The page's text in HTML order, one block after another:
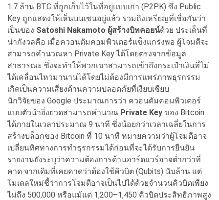
1.7 ล้าน BTC ที่ถูกเก็บไว้ในที่อยู่แบบเก่า (P2PK) ซึ่ง Public
Key ถูกแสดงให้เห็นบนเชนอยู่แล้ว รวมถึงเหรียญที่เชื่อกันว่า
เป็นของ Satoshi Nakamoto ผู้สร้างบิทคอยน์ด้วย ประเด็นที่
น่ากังวลคือ เมื่อควอนตัมคอมพิวเตอร์แข็งแกร่งพอ ผู้โจมตีจะ
สามารถคำนวณหา Private Key ได้โดยตรงจากข้อมูล
สาธารณะ ซึ่งจะทำให้พวกเขาสามารถเข้าถึงกระเป๋าเงินที่ไม่
ได้เคลื่อนไหวมานานได้โดยไม่ต้องมีการแพร่ภาพธุรกรรม
เกิดเป็นความเสี่ยงด้านความปลอดภัยที่เงียบเชียบ
นักวิจัยของ Google ประมาณการว่า ควอนตัมคอมพิวเตอร์
แบบตัวนำยิ่งยวดสามารถคำนวณ Private Key ของ Bitcoin
ได้ภายในเวลาประมาณ 9 นาที ซึ่งน้อยกว่าเวลาเฉลี่ยในการ
สร้างบล็อกของ Bitcoin ที่ 10 นาที หมายความว่าผู้โจมตีอาจ
เปลี่ยนทิศทางการทำธุรกรรมได้ก่อนที่จะได้รับการยืนยัน
รายงานยังระบุว่าความต้องการด้านฮาร์ดแวร์อาจต่ำกว่าที่
คาด จากเดิมที่เคยคาดว่าต้องใช้คิวบิต (Qubits) นับล้าน แต่
โมเดลใหม่ชี้ว่าการโจมตีอาจเป็นไปได้ด้วยจำนวนคิวบิตเพียง
ไม่ถึง 500,000 หรือแม้แต่ 1,200–1,450 คิวบิตประสิทธิภาพสูง